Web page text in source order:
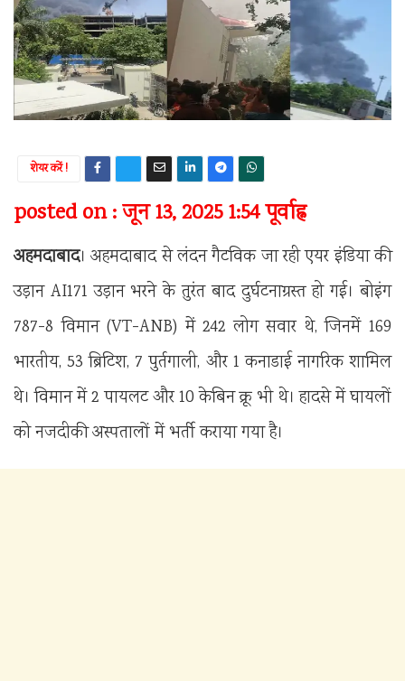
शेयर करें !
posted on : जून 13, 2025 1:54 पूर्वाह्न
अहमदाबाद। अहमदाबाद से लंदन गैटविक जा रही एयर इंडिया की
उड़ान AI171 उड़ान भरने के तुरंत बाद दुर्घटनाग्रस्त हो गई। बोइंग
787-8 विमान (VT-ANB) में 242 लोग सवार थे, जिनमें 169
भारतीय, 53 ब्रिटिश, 7 पुर्तगाली, और 1 कनाडाई नागरिक शामिल
थे। विमान में 2 पायलट और 10 केबिन क्रू भी थे। हादसे में घायलों
को नजदीकी अस्पतालों में भर्ती कराया गया है।